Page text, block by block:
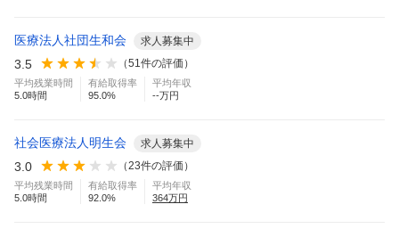
医療法人社団生和会 求人募集中
3.5 （51件の評価）
平均残業時間
5.0時間
有給取得率
95.0%
平均年収
--万円
社会医療法人明生会 求人募集中
3.0 （23件の評価）
平均残業時間
5.0時間
有給取得率
92.0%
平均年収
364万円